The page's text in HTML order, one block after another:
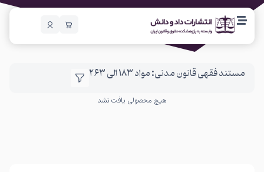
مستند فقهی قانون مدنی: مواد 183 الی 263
هیچ محصولی یافت نشد